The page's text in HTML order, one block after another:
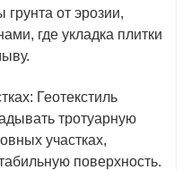
от эрозии,
где укладка плитки
Геотекстиль
тротуарную
участках,
поверхность.